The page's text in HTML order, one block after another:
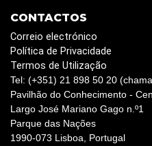
CONTACTOS
Correio electrónico
Política de Privacidade
Termos de Utilização
Tel: (+351) 21 898 50 20
Pavilhão do Conhecimento -
Largo José Mariano Gago n.º1
Parque das Nações
1990-073 Lisboa, Portugal